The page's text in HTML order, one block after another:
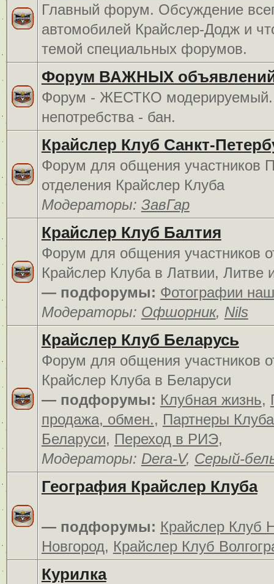
Главный форум. Обсуждение
автомобилей Крайслер-Додж и
темой специальных форумов.
Форум ВАЖНЫХ
Форум - ЖЕСТКО
непотребства - бан.
Крайслер Клуб Санкт-
Форум для общения участников
отделения Крайслер Клуба
Модераторы: ЗавГар
Крайслер Клуб Балтия
Форум для общения участников
Крайслер Клуба в Латвии, Литве
— подфорумы: Фотографии
Модераторы: Офшорник, Nils
Крайслер Клуб Беларусь
Форум для общения участников
Крайслер Клуба в Беларуси
— подфорумы: Клубная жизнь,
продажа, обмен., Партнеры
Беларуси, Переход в РИЭ,
Модераторы: Dera-V, Серый-
География Крайслер Клуба
— подфорумы: Крайслер Клуб
Новгород, Крайслер Клуб
Курилка